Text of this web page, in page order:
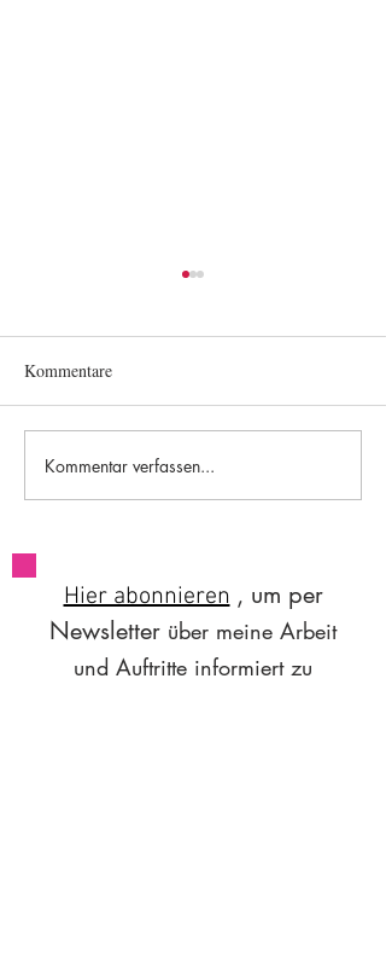
#85 A brief flight of stairs
Kommentare
Kommentar verfassen...
Hier abonnieren , um per
Newsletter über meine Arbeit
und Auftritte informiert zu